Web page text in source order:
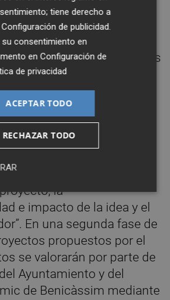
o proyectos se pueden
de la web
y como ha
Batalla, la selección de los
en una primera fase,
en el ámbito del
de reconocido prestigio,
hasta un máximo de
y valorando las
a los criterios de
económica de la idea, la
la
e impacto de la idea y el
En una segunda fase de
propuestos por el
se valorarán por parte de
Ayuntamiento y del
de Benicàssim mediante
tiene derecho a
Configuración de publicidad
su consentimiento en
enConfiguración de
de privacidad
ACEPTAR TODO
RECHAZAR TODO